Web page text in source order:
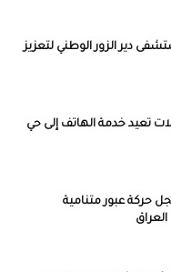
دير الزور الوطني لتعزيز
الاتصالات تعيد خدمة الهاتف إلى حي
حركة عبور متنامية